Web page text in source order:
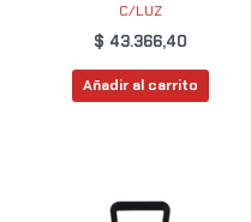
C/LUZ
$ 43.366,40
Añadir al carrito